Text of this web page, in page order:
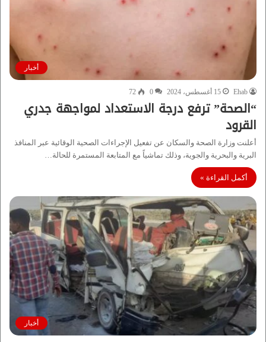
أخبار
Ehab 15 أغسطس، 2024 0
72
“الصحة” ترفع درجة الاستعداد لمواجهة جدري
القرود
أعلنت وزارة الصحة والسكان عن تفعيل الإجراءات الصحية الوقائية عبر المنافذ
البرية والبحرية والجوية، وذلك تماشياً مع المتابعة المستمرة للحالة…
أكمل القراءة »
أخبار